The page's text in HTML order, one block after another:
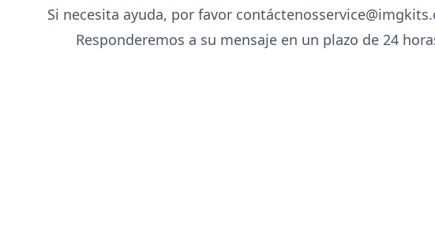
Si necesita ayuda, por favor contáctenos
Responderemos a su mensaje en un plazo de 24